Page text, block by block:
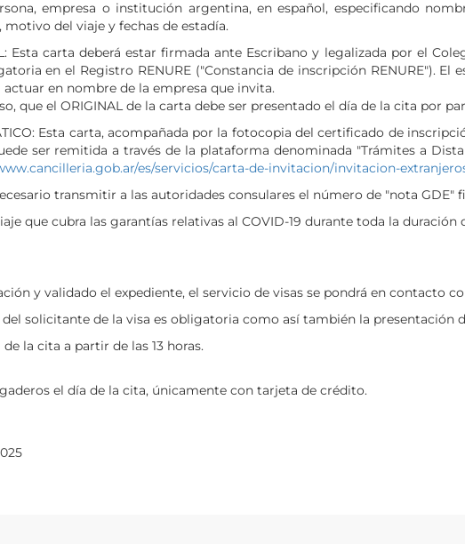
empresa o institución argentina, en español, especificando
del viaje y fechas de estadía.
Esta carta deberá estar firmada ante Escribano y legalizada por el
en el Registro RENURE ("Constancia de inscripción RENURE").
en nombre de la empresa que invita.
que el ORIGINAL de la carta debe ser presentado el día de la cita por
Esta carta, acompañada por la fotocopia del certificado de
ser remitida a través de la plataforma denominada "Trámites a
es/servicios/carta-de-invitacion/invitacion-
transmitir a las autoridades consulares el número de "nota
que cubra las garantías relativas al COVID-19 durante toda la duración
y validado el expediente, el servicio de visas se pondrá en contacto
del solicitante de la visa es obligatoria como así también la
la cita a partir de las 13 horas.
el día de la cita, únicamente con tarjeta de crédito.